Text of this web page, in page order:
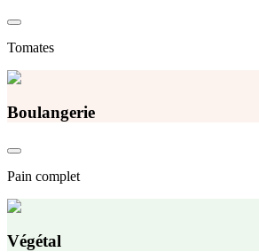
Tomates
Boulangerie
Pain complet
Végétal